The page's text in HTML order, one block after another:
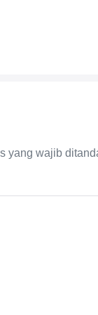
yang wajib